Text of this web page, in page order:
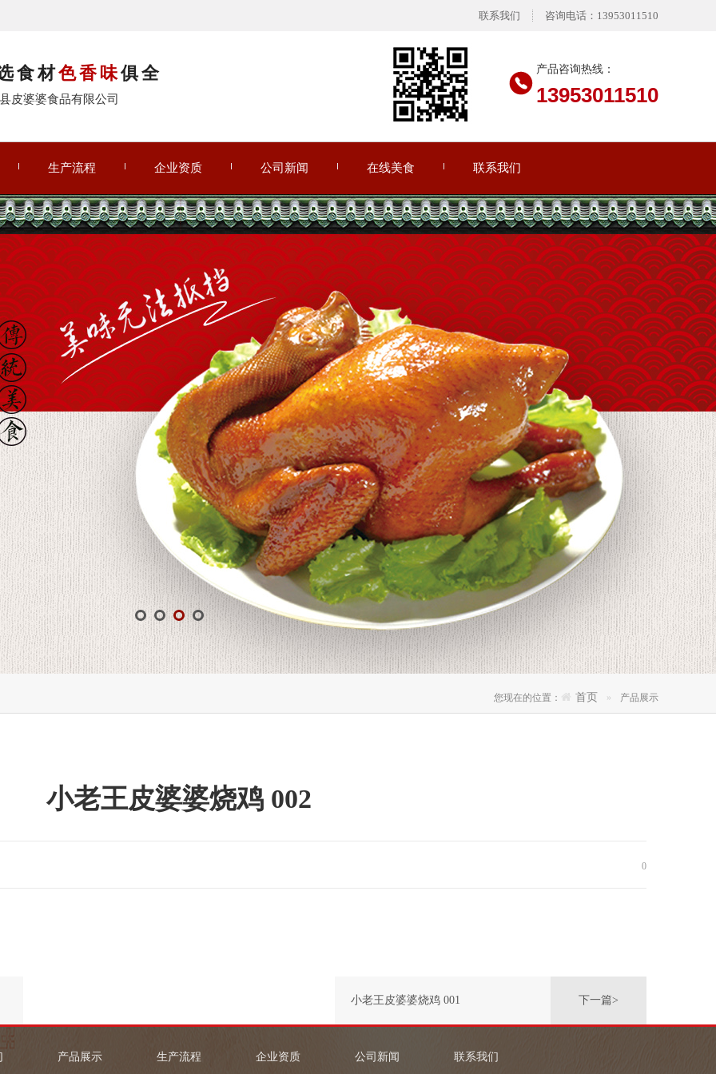
联系我们 咨询电话：13953011510
食材色香味俱全
皮婆婆食品有限公司
产品咨询热线：
13953011510
生产流程 企业资质 公司新闻 在线美食 联系我们
您现在的位置： 首页 产品展示
小老王皮婆婆烧鸡 002
0
下一篇>
小老王皮婆婆烧鸡 001
产品展示 生产流程 企业资质 公司新闻 联系我们